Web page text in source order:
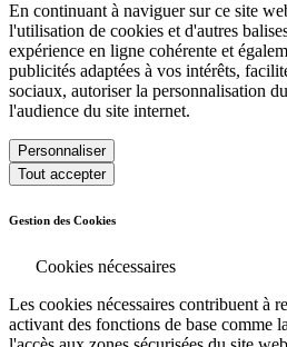
En continuant à naviguer sur ce site
l'utilisation de cookies et d'autres
expérience en ligne cohérente et
publicités adaptées à vos intérêts,
sociaux, autoriser la personnalisation
l'audience du site internet.
Personnaliser
Tout accepter
Gestion des Cookies
Cookies nécessaires
Les cookies nécessaires contribuent à
activant des fonctions de base comme